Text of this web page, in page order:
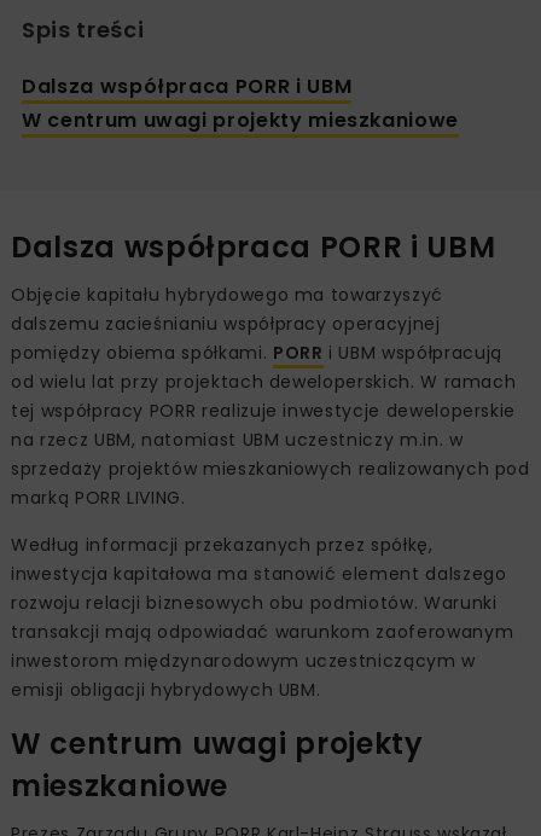
Spis treści
Dalsza współpraca PORR i UBM
W centrum uwagi projekty mieszkaniowe
Dalsza współpraca PORR i UBM
Objęcie kapitału hybrydowego ma towarzyszyć
dalszemu zacieśnianiu współpracy operacyjnej
pomiędzy obiema spółkami. PORR i UBM współpracują
od wielu lat przy projektach deweloperskich. W ramach
tej współpracy PORR realizuje inwestycje deweloperskie
na rzecz UBM, natomiast UBM uczestniczy m.in. w
sprzedaży projektów mieszkaniowych realizowanych pod
marką PORR LIVING.
Według informacji przekazanych przez spółkę,
inwestycja kapitałowa ma stanowić element dalszego
rozwoju relacji biznesowych obu podmiotów. Warunki
transakcji mają odpowiadać warunkom zaoferowanym
inwestorom międzynarodowym uczestniczącym w
emisji obligacji hybrydowych UBM.
W centrum uwagi projekty
mieszkaniowe